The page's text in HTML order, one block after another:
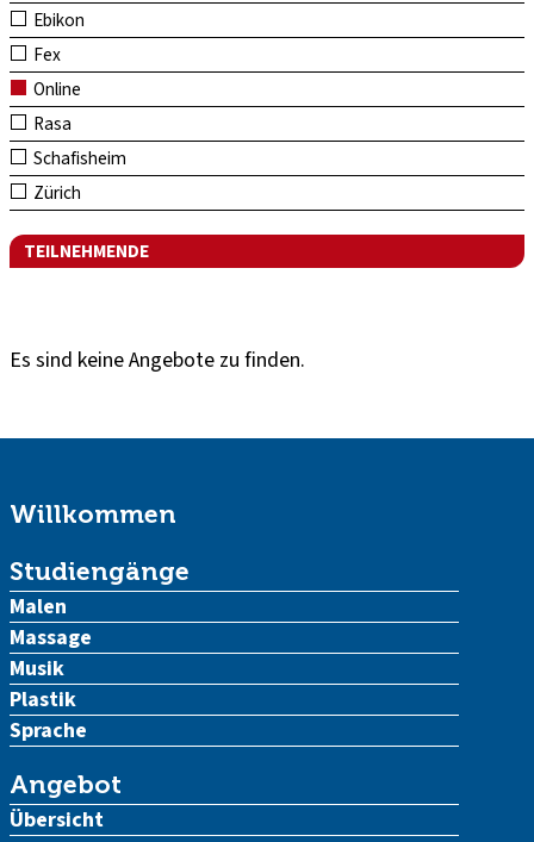
Ebikon
Fex
Online
Rasa
Schafisheim
Zürich
TEILNEHMENDE
Es sind keine Angebote zu finden.
Willkommen
Studiengänge
Malen
Massage
Musik
Plastik
Sprache
Angebot
Übersicht